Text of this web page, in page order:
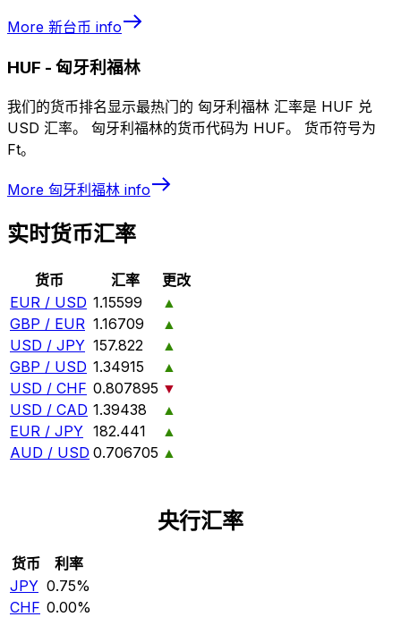
More 新台币 info
HUF - 匈牙利福林
我们的货币排名显示最热门的 匈牙利福林 汇率是 HUF 兑
USD 汇率。 匈牙利福林的货币代码为 HUF。 货币符号为
Ft。
More 匈牙利福林 info
实时货币汇率
货币 汇率
更改
EUR / USD 1.15599
▲
GBP / EUR 1.16709
▲
USD / JPY 157.822
▲
GBP / USD 1.34915
▲
USD / CHF 0.807895 ▼
USD / CAD 1.39438
▲
EUR / JPY 182.441
▲
AUD / USD 0.706705 ▲
央行汇率
货币
利率
JPY 0.75%
CHF 0.00%